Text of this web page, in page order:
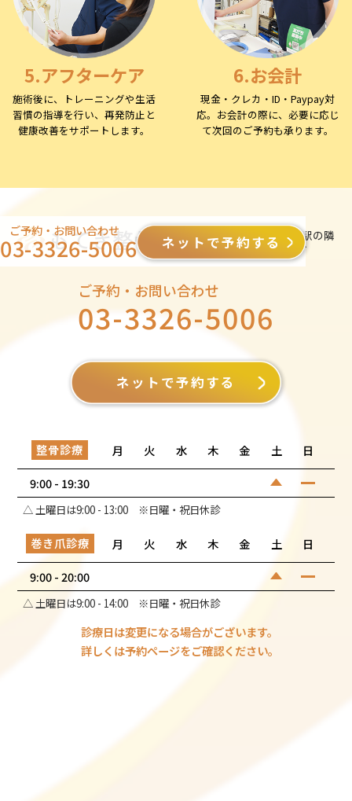
5.アフターケア
施術後に、トレーニングや生活
習慣の指導を行い、再発防止と
健康改善をサポートします。
6.お会計
現金・クレカ・ID・Paypay対
応。お会計の際に、必要に応じ
て次回のご予約も承ります。
もてき整骨院 京王線・千歳烏山駅の隣
仙川駅より徒歩3分
ご予約・お問い合わせ
03-3326-5006
ネットで予約する
整骨診療 月 火 水 木 金 土
日
9:00 - 19:30
△ 土曜日は9:00 - 13:00 ※日曜・祝日休診
巻き爪診療 月 火 水 木 金 土
日
9:00 - 20:00
△ 土曜日は9:00 - 14:00 ※日曜・祝日休診
診療日は変更になる場合がございます。
詳しくは予約ページをご確認ください。
ご予約・お問い合わせ
03-3326-5006 ネットで予約する